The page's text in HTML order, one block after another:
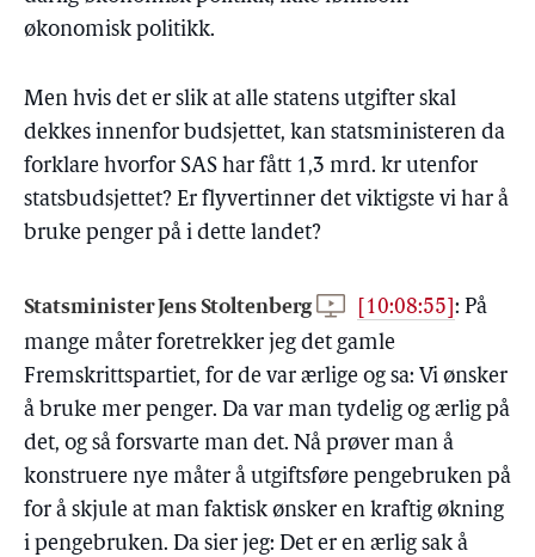
økonomisk politikk.
Men hvis det er slik at alle statens utgifter skal
dekkes innenfor budsjettet, kan statsministeren da
forklare hvorfor SAS har fått 1,3 mrd. kr utenfor
statsbudsjettet? Er flyvertinner det viktigste vi har å
bruke penger på i dette landet?
Statsminister Jens Stoltenberg [10:08:55] : På
mange måter foretrekker jeg det gamle
Fremskrittspartiet, for de var ærlige og sa: Vi ønsker
å bruke mer penger. Da var man tydelig og ærlig på
det, og så forsvarte man det. Nå prøver man å
konstruere nye måter å utgiftsføre pengebruken på
for å skjule at man faktisk ønsker en kraftig økning
i pengebruken. Da sier jeg: Det er en ærlig sak å